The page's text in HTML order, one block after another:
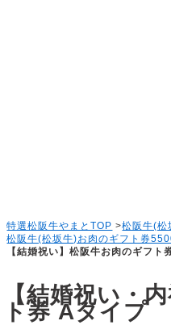
特選松阪牛やまとTOP >松阪牛(松
松阪牛(松坂牛)お肉のギフト券
【結婚祝い】松阪牛お肉のギフト
【結婚祝い・
ト券 Aタイプ